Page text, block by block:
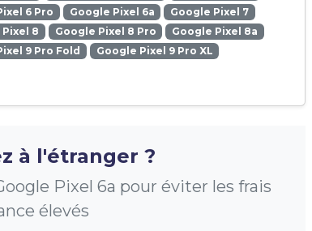
6 Pro Google Pixel 6a
Google Pixel 7
8 Google Pixel 8 Pro
Google Pixel 8a
9 Pro Fold
Google Pixel 9 Pro XL
à l'étranger ?
Pixel 6a pour éviter les frais
élevés